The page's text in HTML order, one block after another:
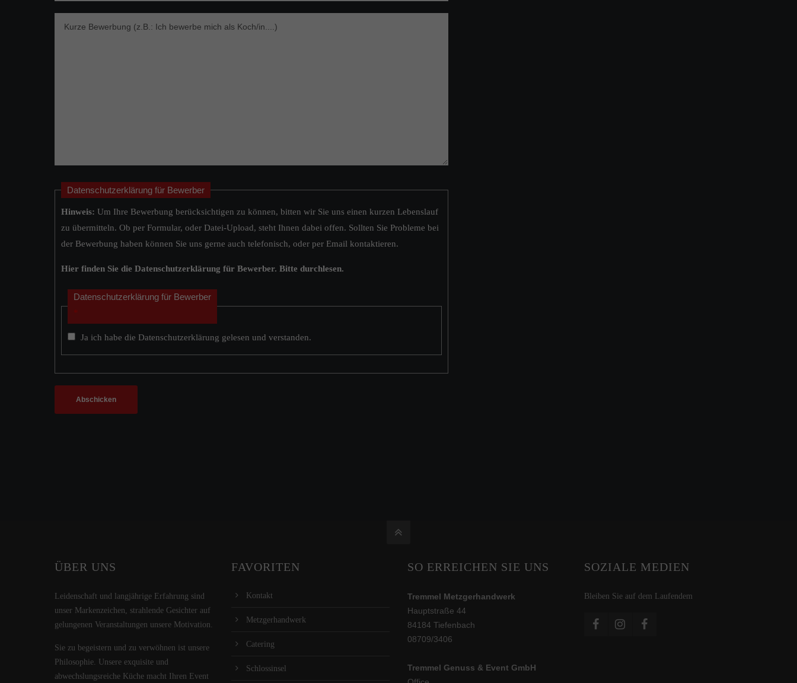
Datenschutzerklärung für Bewerber
Hinweis: Um Ihre Bewerbung berücksichtigen zu können, bitten wir Sie uns einen kurzen Lebenslauf
zu übermitteln. Ob per Formular, oder Datei-Upload, steht Ihnen dabei offen. Sollten Sie Probleme bei
der Bewerbung haben können Sie uns gerne auch telefonisch, oder per Email kontaktieren.
Hier finden Sie die Datenschutzerklärung für Bewerber. Bitte durchlesen.
Datenschutzerklärung für Bewerber
*
Ja ich habe die Datenschutzerklärung gelesen und verstanden.
Abschicken
ÜBER UNS
Leidenschaft und langjährige Erfahrung sind
unser Markenzeichen, strahlende Gesichter auf
gelungenen Veranstaltungen unsere Motivation.
Sie zu begeistern und zu verwöhnen ist unsere
Philosophie. Unsere exquisite und
abwechslungsreiche Küche macht Ihren Event
FAVORITEN
Kontakt
Metzgerhandwerk
Catering
Schlossinsel
SO ERREICHEN SIE UNS
Tremmel Metzgerhandwerk
Hauptstraße 44
84184 Tiefenbach
08709/3406
Tremmel Genuss & Event GmbH
SOZIALE MEDIEN
Bleiben Sie auf dem Laufendem